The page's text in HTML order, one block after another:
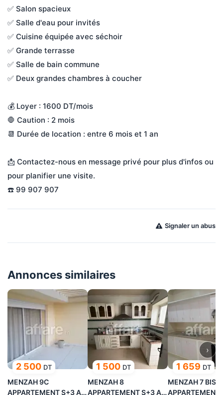
✅ Salon spacieux
✅ Salle d'eau pour invités
✅ Cuisine équipée avec séchoir
✅ Grande terrasse
✅ Salle de bain commune
✅ Deux grandes chambres à coucher
💰 Loyer : 1600 DT/mois
🛑 Caution : 2 mois
📆 Durée de location : entre 6 mois et 1 an
📩 Contactez-nous en message privé pour plus d'infos ou
pour planifier une visite.
☎️ 99 907 907
Signaler un abus
Annonces similaires
2 500 DT
MENZAH 9C
APPARTEMENT S+3 A
1 500 DT
MENZAH 8
APPARTEMENT S+3 A
1 659 DT
MENZAH 7 BIS
APPARTEMENT
›